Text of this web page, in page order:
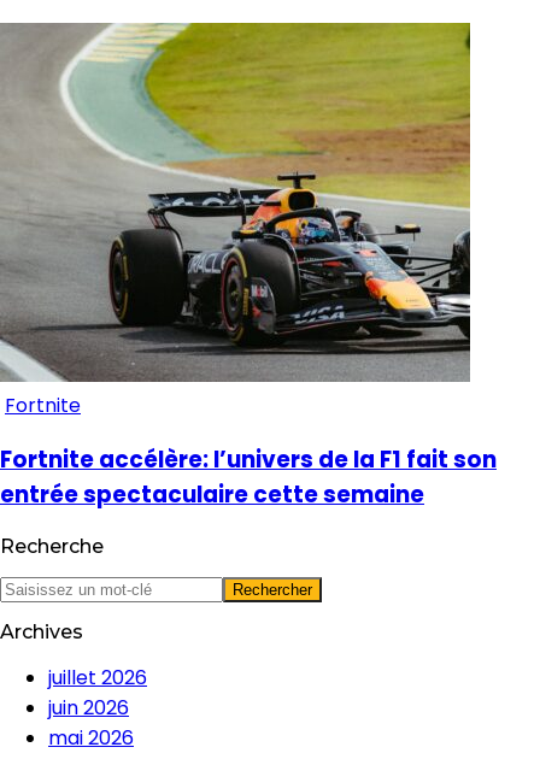
Fortnite
Fortnite accélère: l’univers de la F1 fait son
entrée spectaculaire cette semaine
Recherche
Archives
juillet 2026
juin 2026
mai 2026